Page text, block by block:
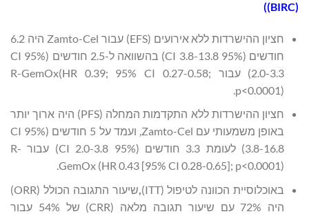
(BIRC)
)
חציון ההישרדות ללא אירועים (EFS) עבור Zamto-Cel היה 6.2
חודשים (95% CI 3.8-13.8) בהשוואה ל-2.5 חודשים (95% CI
2.0-3.3) עבור R-GemOx(HR 0.39; 95% CI 0.27-0.58;
p<0.0001).
חציון ההישרדות ללא התקדמות המחלה (PFS) היה ארוך יותר
באופן משמעותי עם Zamto-Cel, ועמד על 5 חודשים (95% CI
3.8-16.8) לעומת 3.3 חודשים (95% CI 2.0-3.8) עבור R-
GemOx (HR 0.43 [95% CI 0.28-0.65]; p<0.0001).
באוכלוסיית הכוונה לטיפול (ITT)
,
שיעור התגובה הכולל (ORR)
היה 72% עם שיעור תגובה מלאה (CRR) של 54% עבור